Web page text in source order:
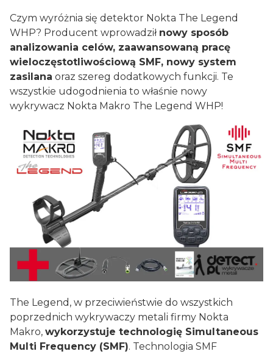
Czym wyróżnia się detektor Nokta The Legend
WHP? Producent wprowadził nowy sposób
analizowania celów, zaawansowaną pracę
wieloczęstotliwościową SMF, nowy system
zasilana oraz szereg dodatkowych funkcji. Te
wszystkie udogodnienia to właśnie nowy
wykrywacz Nokta Makro The Legend WHP!
The Legend, w przeciwieństwie do wszystkich
poprzednich wykrywaczy metali firmy Nokta
Makro, wykorzystuje technologię Simultaneous
Multi Frequency (SMF). Technologia SMF